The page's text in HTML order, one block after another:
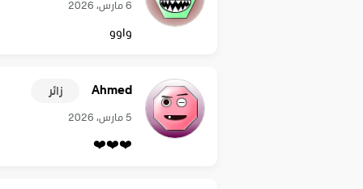
6 مارس، 2026
واوو
Ahmed زائر
5 مارس، 2026
❤️❤️❤️